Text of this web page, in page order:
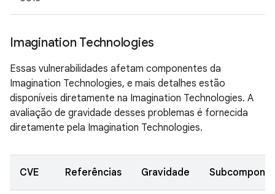
Imagination Technologies
Essas vulnerabilidades afetam componentes da
Imagination Technologies, e mais detalhes estão
disponíveis diretamente na Imagination Technologies. A
avaliação de gravidade desses problemas é fornecida
diretamente pela Imagination Technologies.
CVE Referências Gravidade